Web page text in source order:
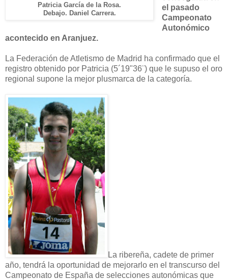
Patricia García de la Rosa.
Debajo. Daniel Carrera.
el pasado
Campeonato
Autonómico
acontecido en Aranjuez.
La Federación de Atletismo de Madrid ha confirmado que el
registro obtenido por Patricia (5´19"36¨) que le supuso el oro
regional supone la mejor plusmarca de la categoría.
La ribereña, cadete de primer
año, tendrá la oportunidad de mejorarlo en el transcurso del
Campeonato de España de selecciones autonómicas que